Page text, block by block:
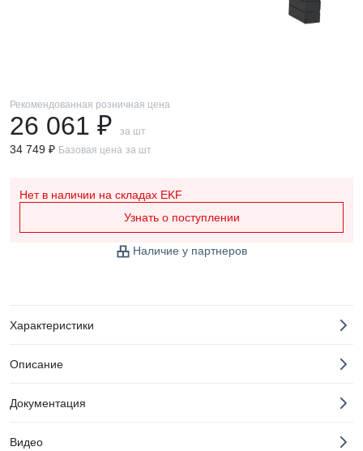
Рекомендованная розничная цена
26 061 ₽ за шт
34 749 ₽ Базовая цена за шт
Нет в наличии на складах EKF
Узнать о поступлении
Наличие у партнеров
Характеристики
Описание
Документация
Видео